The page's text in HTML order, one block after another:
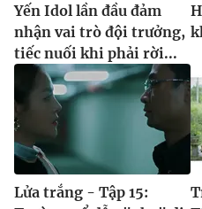
Yến Idol lần đầu đảm
nhận vai trò đội trưởng,
tiếc nuối khi phải rời...
Lửa trắng - Tập 15: